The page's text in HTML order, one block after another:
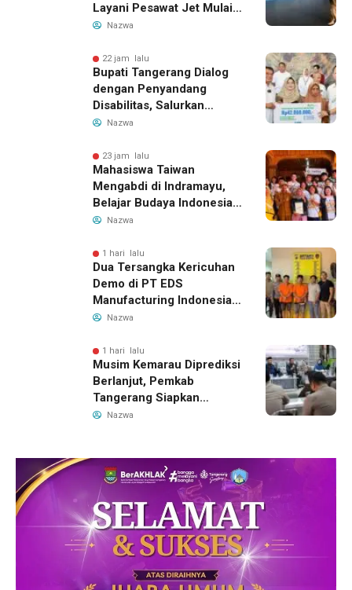
Layani Pesawat Jet Mulai
14 Agustus 2026, Garuda
Bandung-Denpasar
Nazwa
22 jam lalu
Bupati Tangerang Dialog
dengan Penyandang
Disabilitas, Salurkan
Bantuan dan Tampung
Nazwa
23 jam lalu
Mahasiswa Taiwan
Mengabdi di Indramayu,
Belajar Budaya Indonesia
dan Edukasi Pekerja
Nazwa
1 hari lalu
Dua Tersangka Kericuhan
Demo di PT EDS
Manufacturing Indonesia
Ditahan, Polda Banten
Pengelolaan Limbah
Nazwa
1 hari lalu
Musim Kemarau Diprediksi
Berlanjut, Pemkab
Tangerang Siapkan
Langkah Antisipasi Krisis
Nazwa